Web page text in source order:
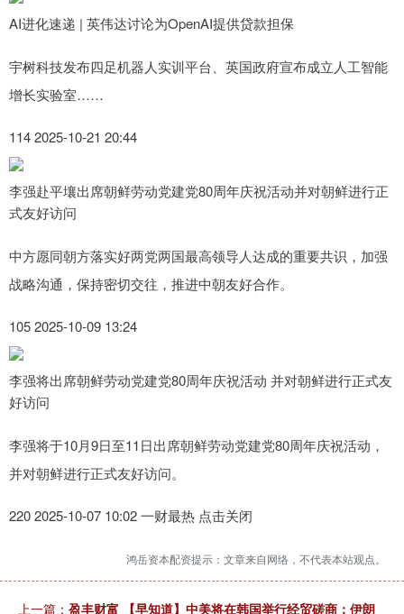
AI进化速递 | 英伟达讨论为OpenAI提供贷款担保
宇树科技发布四足机器人实训平台、英国政府宣布成立人工智能
增长实验室……
114 2025-10-21 20:44
李强赴平壤出席朝鲜劳动党建党80周年庆祝活动并对朝鲜进行正
式友好访问
中方愿同朝方落实好两党两国最高领导人达成的重要共识，加强
战略沟通，保持密切交往，推进中朝友好合作。
105 2025-10-09 13:24
李强将出席朝鲜劳动党建党80周年庆祝活动 并对朝鲜进行正式友
好访问
李强将于10月9日至11日出席朝鲜劳动党建党80周年庆祝活动，
并对朝鲜进行正式友好访问。
220 2025-10-07 10:02 一财最热 点击关闭
鸿岳资本配资提示：文章来自网络，不代表本站观点。
上一篇： 盈丰财富 【早知道】中美将在韩国举行经贸磋商；伊朗